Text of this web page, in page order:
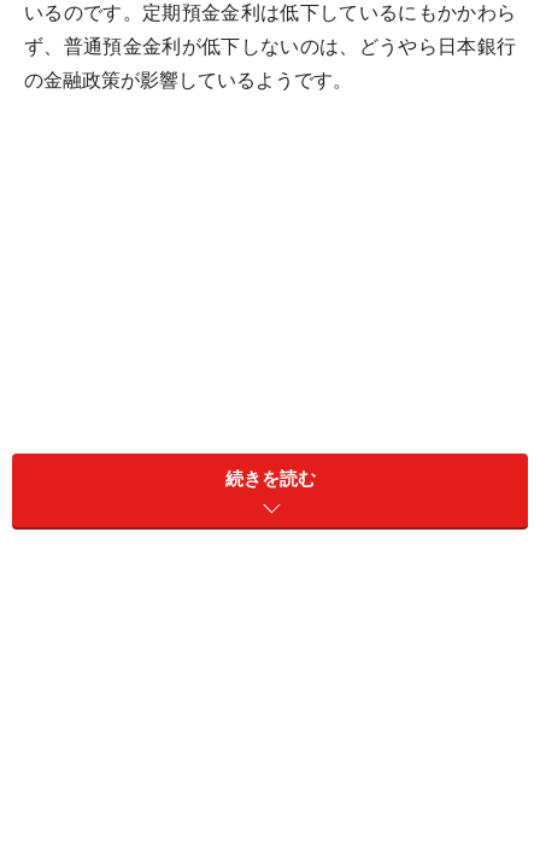
いるのです。定期預金金利は低下しているにもかかわら
ず、普通預金金利が低下しないのは、どうやら日本銀行
の金融政策が影響しているようです。
日本銀行は2010年10月から「包括緩和」という事実上の
ゼロ金利政策を行っていますが、日本銀行の当座預金に
続きを読む